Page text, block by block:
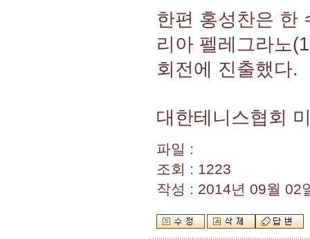
한편 홍성찬은 한
리아 펠레그라노
회전에 진출했다.
대한테니스협회
파일 :
조회 : 1223
작성 : 2014년 09월 02